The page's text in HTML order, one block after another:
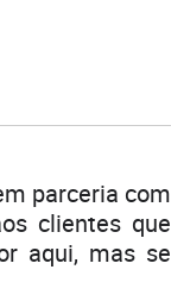
parceria com
clientes que
aqui, mas se